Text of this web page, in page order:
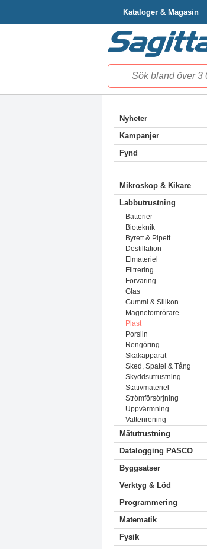
Kataloger & Magasin
Nyheter
Kampanjer
Fynd
Mikroskop & Kikare
Labbutrustning
Batterier
Bioteknik
Byrett & Pipett
Destillation
Elmateriel
Filtrering
Förvaring
Glas
Gummi & Silikon
Magnetomrörare
Plast
Porslin
Rengöring
Skakapparat
Sked, Spatel & Tång
Skyddsutrustning
Stativmateriel
Strömförsörjning
Uppvärmning
Vattenrening
Mätutrustning
Datalogging PASCO
Byggsatser
Verktyg & Löd
Programmering
Matematik
Fysik